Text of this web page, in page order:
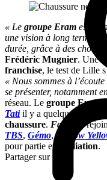
« Le groupe Eram est un
une vision à long terme.
durée, grâce à des choix
Frédéric Mugnier. Une
franchise, le test de Lille
« Nous sommes à
se présenter, notamment
réseau. Le groupe Eram
Tatiil y a quelques mois,
chaussure. Faguo y
TBS, Gémo,Mellow
pour partie en
affiliation.
Partager sur :